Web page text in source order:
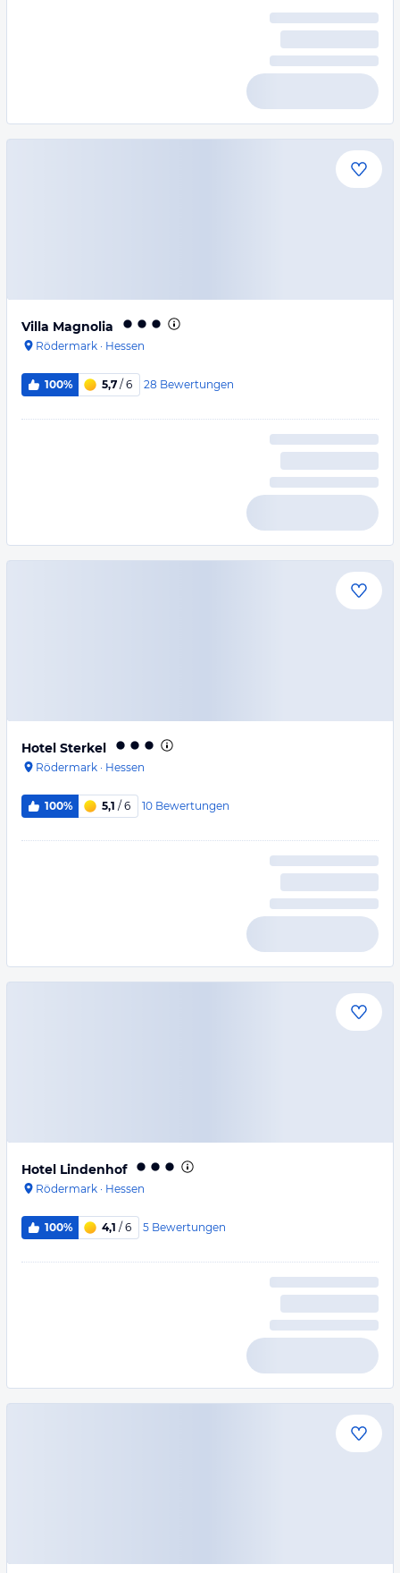
Villa Magnolia
Rödermark · Hessen
100% 5,7 / 6 28 Bewertungen
Hotel Sterkel
Rödermark · Hessen
100% 5,1 / 6 10 Bewertungen
Hotel Lindenhof
Rödermark · Hessen
100% 4,1 / 6 5 Bewertungen